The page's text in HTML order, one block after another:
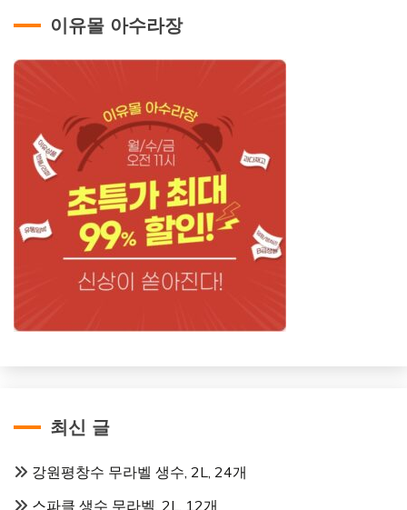
이유몰 아수라장
최신 글
강원평창수 무라벨 생수, 2L, 24개
스파클 생수 무라벨, 2L, 12개